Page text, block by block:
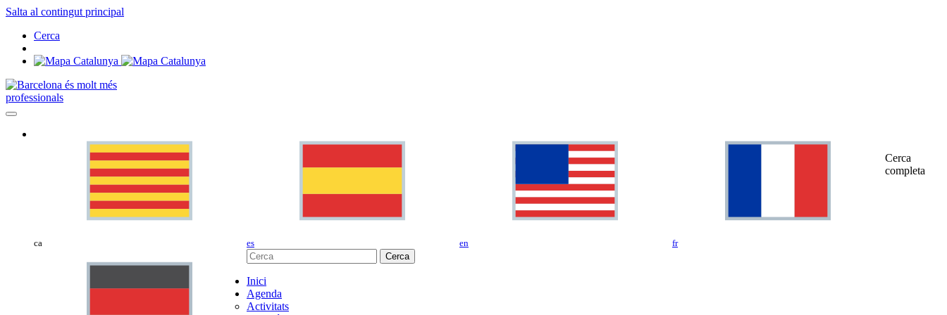
Salta al contingut principal
Cerca
professionals
ca es en fr
Cerca
completa
Cerca
Inici
Agenda
Activitats